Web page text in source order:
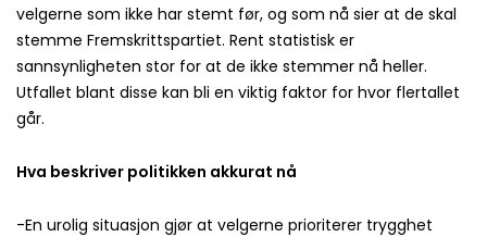
velgerne som ikke har stemt før, og som nå sier at de skal
stemme Fremskrittspartiet. Rent statistisk er
sannsynligheten stor for at de ikke stemmer nå heller.
Utfallet blant disse kan bli en viktig faktor for hvor flertallet
går.
Hva beskriver politikken akkurat nå
-En urolig situasjon gjør at velgerne prioriterer trygghet